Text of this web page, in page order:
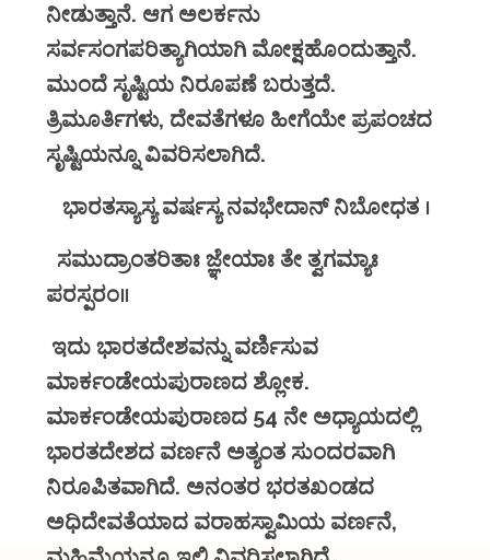
ನೀಡುತ್ತಾನೆ. ಆಗ ಅಲರ್ಕನು
ಸರ್ವಸಂಗಪರಿತ್ಯಾಗಿಯಾಗಿ ಮೋಕ್ಷಹೊಂದುತ್ತಾನೆ.
ಮುಂದೆ ಸೃಷ್ಟಿಯ ನಿರೂಪಣೆ ಬರುತ್ತದೆ.
ತ್ರಿಮೂರ್ತಿಗಳು, ದೇವತೆಗಳೂ ಹೀಗೆಯೇ ಪ್ರಪಂಚದ
ಸೃಷ್ಟಿಯನ್ನೂ ವಿವರಿಸಲಾಗಿದೆ.
ಭಾರತಸ್ಯಾಸ್ಯ ವರ್ಷಸ್ಯ ನವಭೇದಾನ್ ನಿಬೋಧತ ।
ಸಮುದ್ರಾಂತರಿತಾಃ ಜ್ಞೇಯಾಃ ತೇ ತ್ವಗಮ್ಯಾಃ
ಪರಸ್ಪರಂ।।
ಇದು ಭಾರತದೇಶವನ್ನು ವರ್ಣಿಸುವ
ಮಾರ್ಕಂಡೇಯಪುರಾಣದ ಶ್ಲೋಕ.
ಮಾರ್ಕಂಡೇಯಪುರಾಣದ 54 ನೇ ಅಧ್ಯಾಯದಲ್ಲಿ
ಭಾರತದೇಶದ ವರ್ಣನೆ ಅತ್ಯಂತ ಸುಂದರವಾಗಿ
ನಿರೂಪಿತವಾಗಿದೆ. ಅನಂತರ ಭರತಖಂಡದ
ಅಧಿದೇವತೆಯಾದ ವರಾಹಸ್ವಾಮಿಯ ವರ್ಣನೆ,